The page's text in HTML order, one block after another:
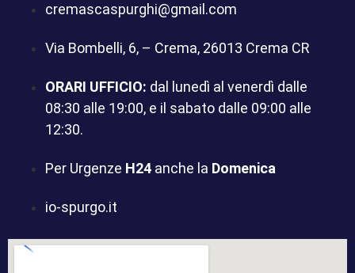
cremascaspurghi@gmail.com
Via Bombelli, 6, – Crema, 26013 Crema CR
ORARI UFFICIO: dal lunedì al venerdì dalle
08:30 alle 19:00, e il sabato dalle 09:00 alle
12:30.
Per Urgenze H24 anche la Domenica
io-spurgo.it